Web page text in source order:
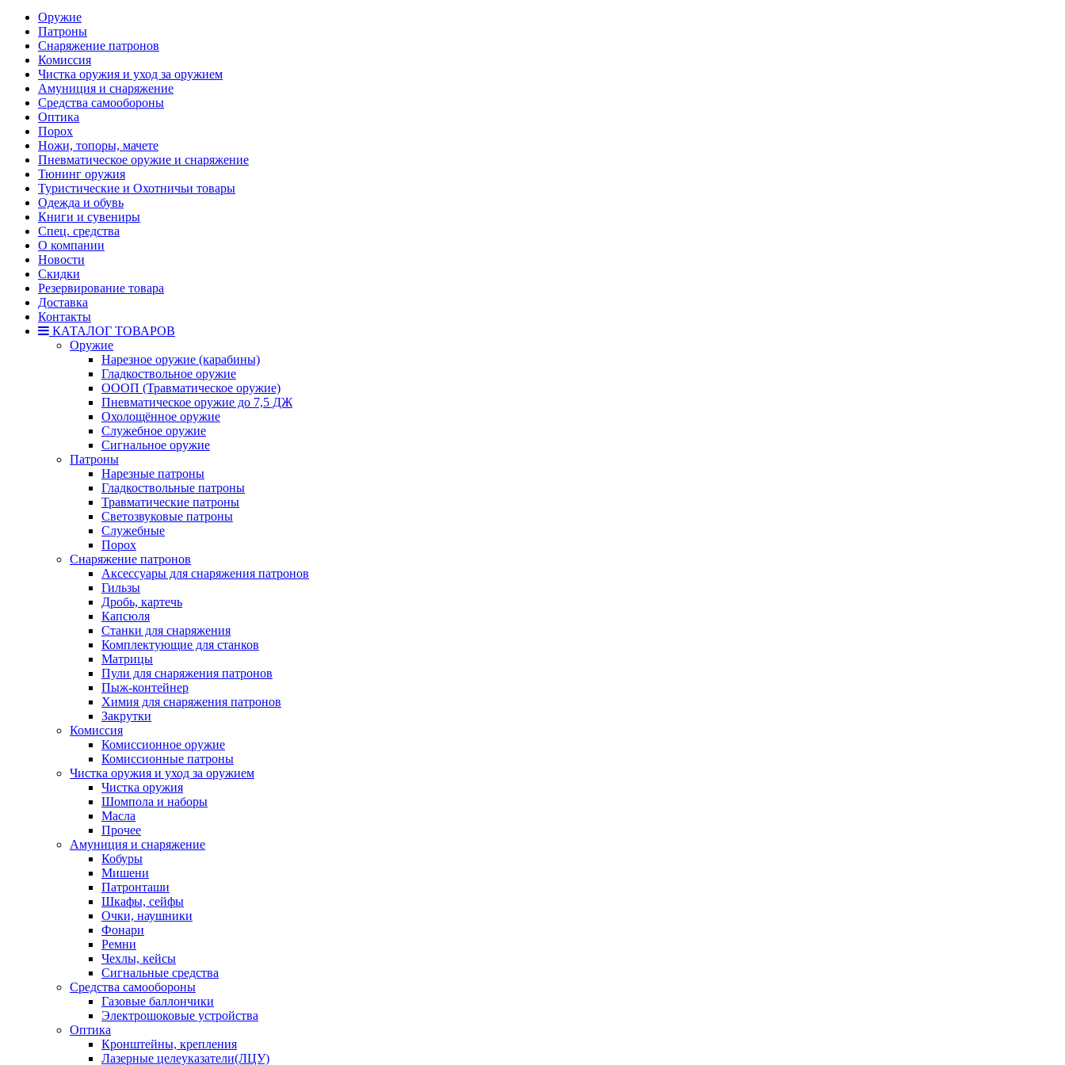
Оружие
Патроны
Снаряжение патронов
Комиссия
Чистка оружия и уход за оружием
Амуниция и снаряжение
Средства самообороны
Оптика
Порох
Ножи, топоры, мачете
Пневматическое оружие и снаряжение
Тюнинг оружия
Туристические и Охотничьи товары
Одежда и обувь
Книги и сувениры
Спец. средства
О компании
Новости
Скидки
Резервирование товара
Доставка
Контакты
КАТАЛОГ ТОВАРОВ
Оружие
Нарезное оружие (карабины)
Гладкоствольное оружие
ОООП (Травматическое оружие)
Пневматическое оружие до 7,5 ДЖ
Охолощённое оружие
Служебное оружие
Сигнальное оружие
Патроны
Нарезные патроны
Гладкоствольные патроны
Травматические патроны
Светозвуковые патроны
Служебные
Порох
Снаряжение патронов
Аксессуары для снаряжения патронов
Гильзы
Дробь, картечь
Капсюля
Станки для снаряжения
Комплектующие для станков
Матрицы
Пули для снаряжения патронов
Пыж-контейнер
Химия для снаряжения патронов
Закрутки
Комиссия
Комиссионное оружие
Комиссионные патроны
Чистка оружия и уход за оружием
Чистка оружия
Шомпола и наборы
Масла
Прочее
Амуниция и снаряжение
Кобуры
Мишени
Патронташи
Шкафы, сейфы
Очки, наушники
Фонари
Ремни
Чехлы, кейсы
Сигнальные средства
Средства самообороны
Газовые баллончики
Электрошоковые устройства
Оптика
Кронштейны, крепления
Лазерные целеуказатели(ЛЦУ)